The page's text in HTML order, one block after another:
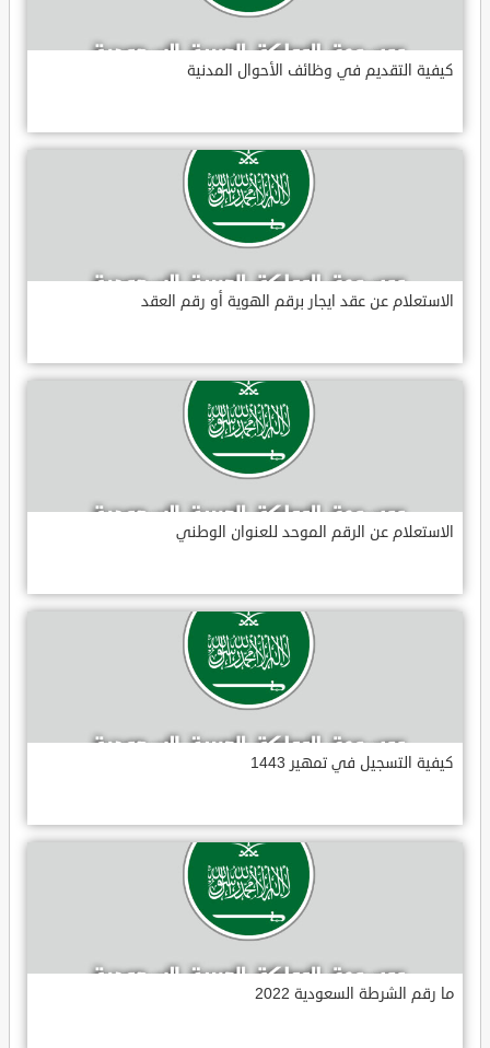
كيفية التقديم في وظائف الأحوال المدنية
الاستعلام عن عقد ايجار برقم الهوية أو رقم العقد
الاستعلام عن الرقم الموحد للعنوان الوطني
كيفية التسجيل في تمهير 1443
ما رقم الشرطة السعودية 2022